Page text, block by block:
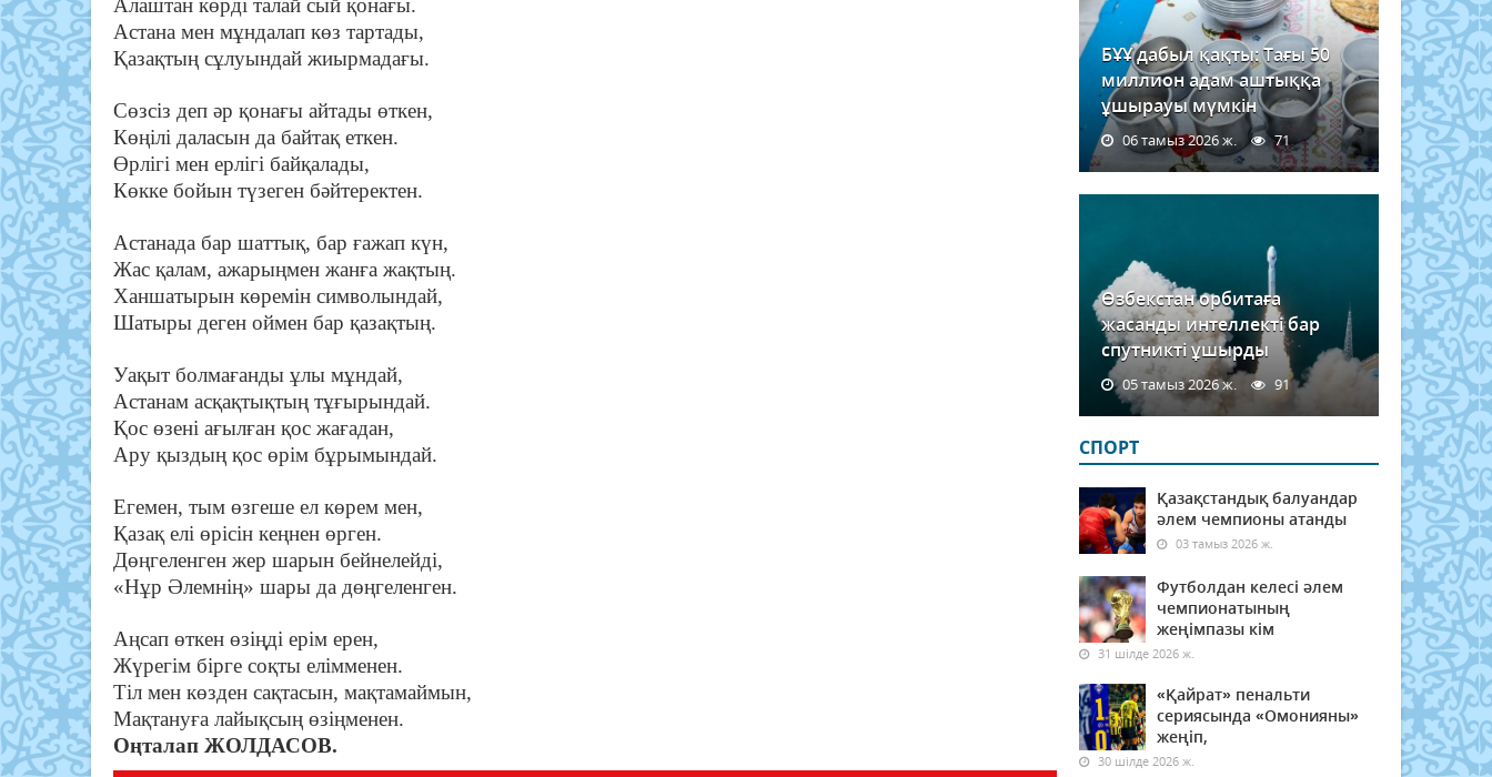
Алаштан көрді талай сый қонағы.
Астана мен мұндалап көз тартады,
Қазақтың сұлуындай жиырмадағы.
Сөзсіз деп әр қонағы айтады өткен,
Көңілі даласын да байтақ еткен.
Өрлігі мен ерлігі байқалады,
Көкке бойын түзеген бәйтеректен.
Астанада бар шаттық, бар ғажап күн,
Жас қалам, ажарыңмен жанға жақтың.
Ханшатырын көремін символындай,
Шатыры деген оймен бар қазақтың.
Уақыт болмағанды ұлы мұндай,
Астанам асқақтықтың тұғырындай.
Қос өзені ағылған қос жағадан,
Ару қыздың қос өрім бұрымындай.
Егемен, тым өзгеше ел көрем мен,
Қазақ елі өрісін кеңнен өрген.
Дөңгеленген жер шарын бейнелейді,
«Нұр Әлемнің» шары да дөңгеленген.
Аңсап өткен өзіңді ерім ерен,
Жүрегім бірге соқты елімменен.
Тіл мен көзден сақтасын, мақтамаймын,
Мақтануға лайықсың өзіңменен.
Оңталап ЖОЛДАСОВ.
БҰҰ дабыл қақты: Тағы 50
миллион адам аштыққа
ұшырауы мүмкін
06 тамыз 2026 ж. 71
Өзбекстан орбитаға
жасанды интеллекті бар
спутникті ұшырды
05 тамыз 2026 ж. 91
СПОРТ
Қазақстандық балуандар
әлем чемпионы атанды
03 тамыз 2026 ж.
Футболдан келесі әлем
чемпионатының
жеңімпазы кім
31 шілде 2026 ж.
«Қайрат» пенальти
сериясында «Омонияны»
жеңіп,
30 шілде 2026 ж.